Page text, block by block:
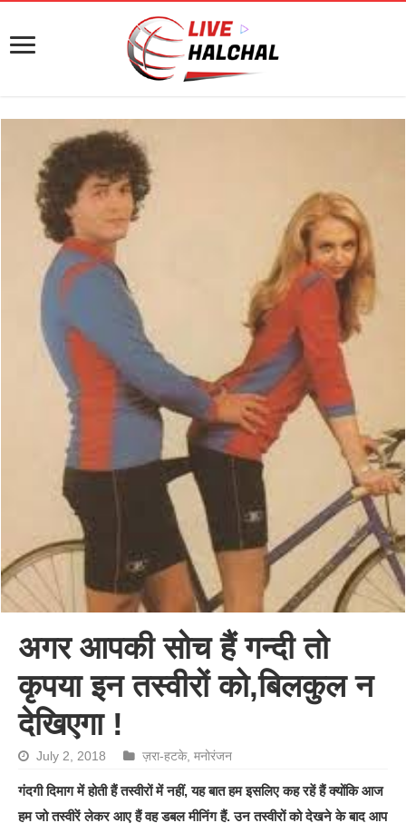
अगर आपकी सोच हैं गन्दी तो
कृपया इन तस्वीरों को,बिलकुल न
देखिएगा !
July 2, 2018 ज़रा-हटके,मनोरंजन
गंदगी दिमाग में होती हैं तस्वीरों में नहीं, यह बात हम इसलिए कह रहें हैं क्योंकि आज
हम जो तस्वीरें लेकर आए हैं वह डबल मीनिंग हैं. उन तस्वीरों को देखने के बाद आप